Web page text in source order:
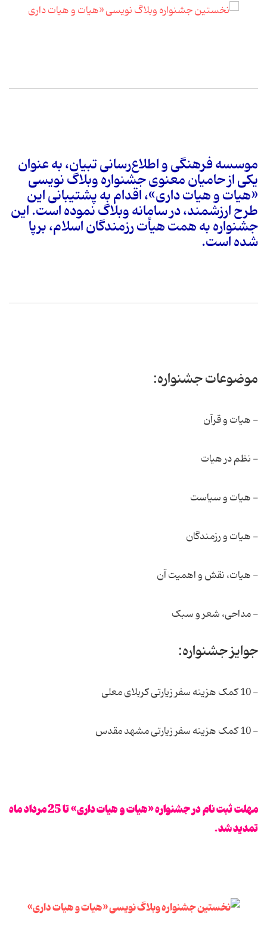
موسسه فرهنگی و اطلاع‌رسانی تبیان، به عنوان
یکی از حامیان معنوی جشنواره وبلاگ نویسی
«هیات و هیات داری»، اقدام به پشتیبانی این
طرح ارزشمند، در سامانه وبلاگ نموده است. این
جشنواره به همت هیأت رزمندگان اسلام، برپا
شده است.
موضوعات جشنواره:
- هیات و قرآن
- نظم در هیات
- هیات و سیاست
- هیات و رزمندگان
- هیات، نقش و اهمیت آن
- مداحی، شعر و سبک
جوایز جشنواره:
- 10 کمک هزینه سفر زیارتی کربلای معلی
- 10 کمک هزینه سفر زیارتی مشهد مقدس
مهلت ثبت نام در جشنواره «هیات و هیات داری» تا 25 مرداد ماه
تمدید شد.